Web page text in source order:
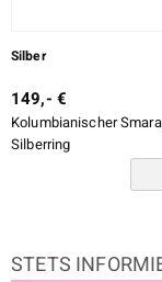
Silber
149,- €
Kolumbianischer
Silberring
STETS